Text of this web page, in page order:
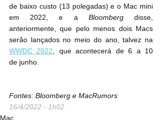
de baixo custo (13 polegadas) e o Mac mini
em 2022, e a Bloomberg disse,
anteriormente, que pelo menos dois Macs
WWDC 2022, que acontecerá de 6 a 10
de junho.
Fontes: Bloomberg e MacRumors
16/4/2022 - 1h02
Mac